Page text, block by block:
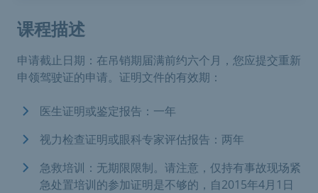
课程描述
申请截止日期：在吊销期届满前约六个月，您应提交重新
申领驾驶证的申请。证明文件的有效期：
医生证明或鉴定报告：一年
视力检查证明或眼科专家评估报告：两年
急救培训：无期限限制。请注意，仅持有事故现场紧
急处置培训的参加证明是不够的，自2015年4月1日